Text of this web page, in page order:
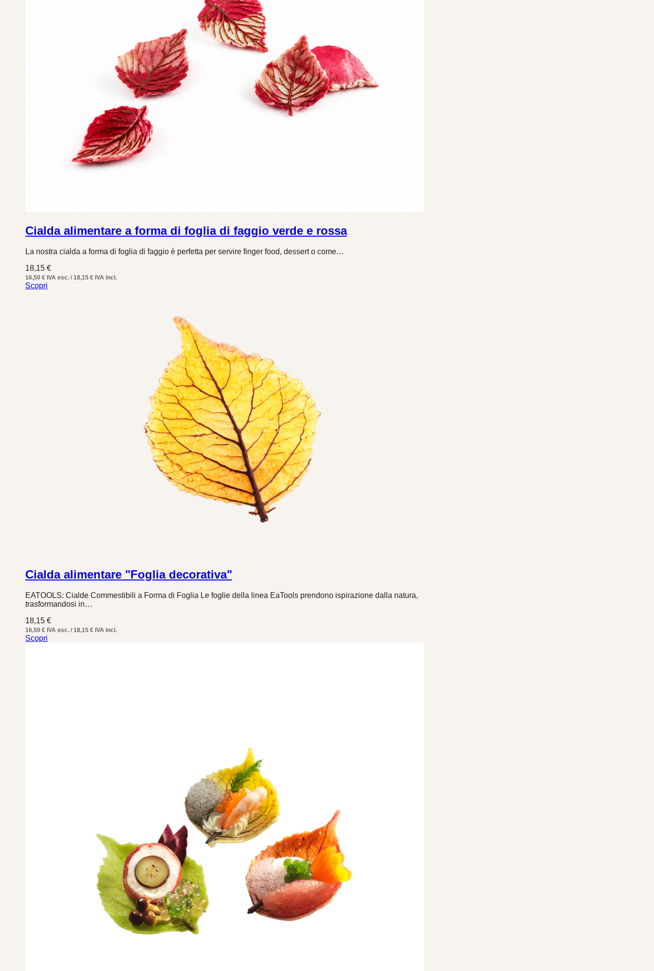
Cialda alimentare a forma di foglia di faggio verde e rossa
La nostra cialda a forma di foglia di faggio è perfetta per servire finger food, dessert o come…
18,15 €
16,50 € IVA esc. / 18,15 € IVA incl.
Scopri
Cialda alimentare "Foglia decorativa"
EATOOLS: Cialde Commestibili a Forma di Foglia Le foglie della linea EaTools prendono ispirazione dalla natura,
trasformandosi in…
18,15 €
16,50 € IVA esc. / 18,15 € IVA incl.
Scopri